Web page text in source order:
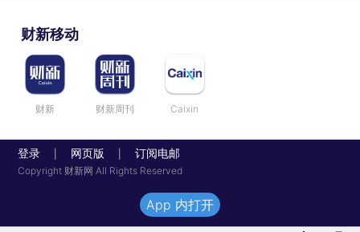
财新移动
财新 财新周刊 Caixin
登录 网页版 订阅电邮
Copyright 财新网 All Rights Reserved
App 内打开